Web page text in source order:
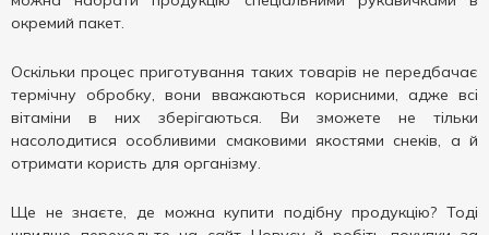
окремий пакет.
Оскільки процес приготування таких товарів не передбачає
термічну обробку, вони вважаються корисними, адже всі
вітаміни в них зберігаються. Ви зможете не тільки
насолодитися особливими смаковими якостями снеків, а й
отримати користь для організму.
Ще не знаєте, де можна купити подібну продукцію? Тоді